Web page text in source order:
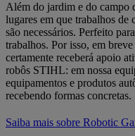
Além do jardim e do campo
lugares em que trabalhos de
são necessários. Perfeito
trabalhos. Por isso, em
certamente receberá apoio
robôs STIHL: em nossa
equipamentos e produtos
recebendo formas concretas.
Saiba mais sobre Robotic